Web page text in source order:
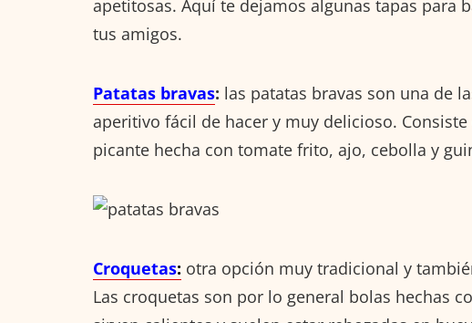
apetitosas. Aquí te dejamos algunas tapas para
tus amigos.
Patatas bravas: las patatas bravas son una de
aperitivo fácil de hacer y muy delicioso.
picante hecha con tomate frito, ajo, cebolla y
Croquetas: otra opción muy tradicional y
Las croquetas son por lo general bolas hechas